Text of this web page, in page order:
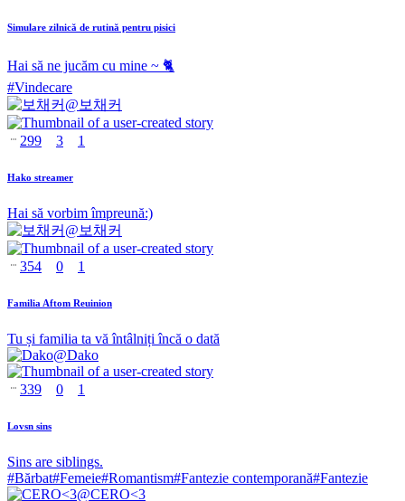
Simulare zilnică de rutină pentru pisici
Hai să ne jucăm cu mine ~ 🐈
#Vindecare
@ 보채커
299 3 1
Hako streamer
Hai să vorbim împreună:)
@ 보채커
354 0 1
Familia Aftom Reuinion
Tu și familia ta vă întâlniți încă o dată
@Dako
339 0 1
Lovsn sins
Sins are siblings.
#Bărbat#Femeie#Romantism#Fantezie contemporană#Fantezie
@CERO<3